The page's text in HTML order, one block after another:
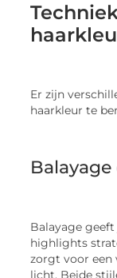
Er zijn
haarkleur te
Balayage
highlights
zorgt voor een
licht. Beide